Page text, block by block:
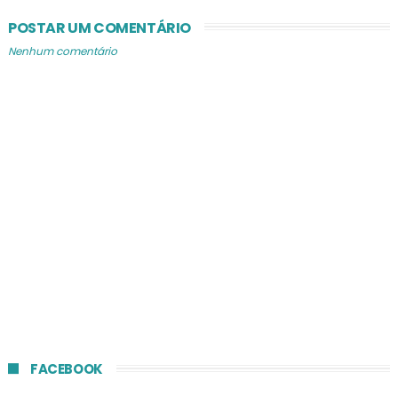
POSTAR UM COMENTÁRIO
Nenhum comentário
FACEBOOK